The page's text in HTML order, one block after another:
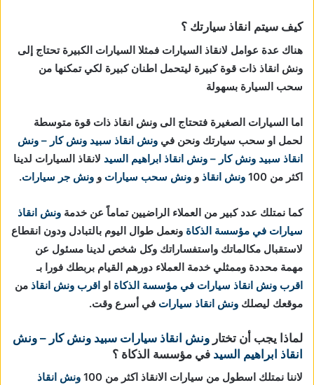
كيف سيتم انقاذ سيارتك ؟
هناك عدة عوامل لانقاذ السيارات فمثلا السيارات الكبيرة تحتاج إلى
ونش انقاذ ذات قوة كبيرة ليتحمل اطنان كبيرة لكي تمكنها من
سحب السيارة بسهولة
اما السيارات الصغيرة فتحتاج الى ونش انقاذ ذات قوة متوسطة
لحمل او سحب سيارتك ونحن في ونش انقاذ سبيد ونش كار – ونش
انقاذ سبيد ونش كار – ونش انقاذ ابراهيم السيد لانقاذ السيارات لدينا
اكثر من 100
ونش انقاذ و ونش سحب سيارات و ونش جر سيارات.
كما نمتلك عدد كبير من العملاء الراضيين تماماً عن خدمة ونش انقاذ
سيارات في مؤسسة الذكاة ونعمل طوال اليوم بالتبادل ودون انقطاع
لاستقبال مكالماتك واستفساراتك وكل شخص لدينا مسئول عن
مهمة محددة وممثلي خدمة العملاء دورهم القيام بربطك فورا بـ
اقرب ونش انقاذ سيارات في مؤسسة الذكاة او اقرب ونش انقاذ من
موقعك ليصلك ونش انقاذ سيارات في أسرع وقت.
لماذا يجب أن تختار ونش انقاذ سيارات سبيد ونش كار – ونش
انقاذ ابراهيم السيد في مؤسسة الذكاة ؟
لاننا نمتلك اسطول من سيارات الانقاذ اكثر من 100
ونش انقاذ